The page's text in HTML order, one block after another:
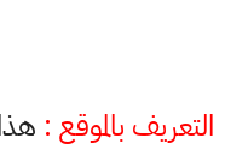
التعريف بالموقع :